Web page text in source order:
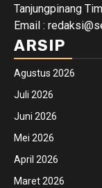
Tanjungpinang
Email :
ARSIP
Agustus 2026
Juli 2026
Juni 2026
Mei 2026
April 2026
Maret 2026